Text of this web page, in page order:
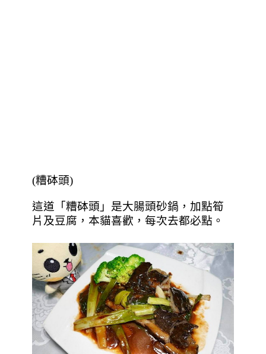
(糟砵頭)
這道「糟砵頭」 是大腸頭砂鍋，加點筍
片及豆腐，本貓喜歡，每次去都必點。